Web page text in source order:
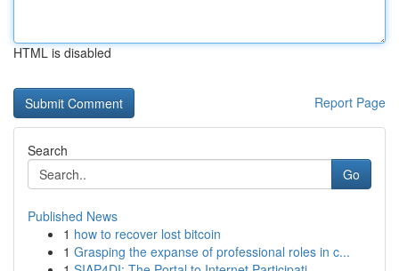
HTML is disabled
Report Page
Search
Go
Published News
1 how to recover lost bitcoin
1 Grasping the expanse of professional roles in c...